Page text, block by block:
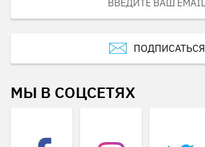
ПОДПИСАТЬСЯ
МЫ В СОЦСЕТЯХ